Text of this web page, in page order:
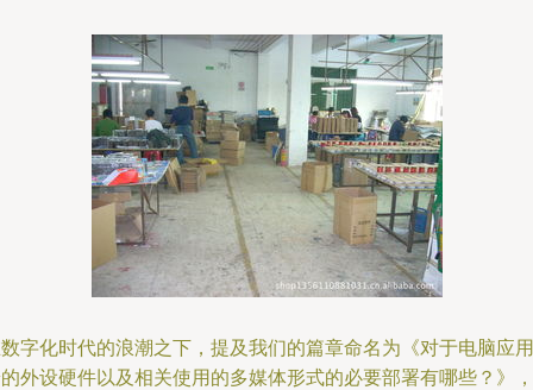
字化时代的浪潮之下，提及我们的篇章命名为《对于电脑应用
外设硬件以及相关使用的多媒体形式的必要部署有哪些？》，